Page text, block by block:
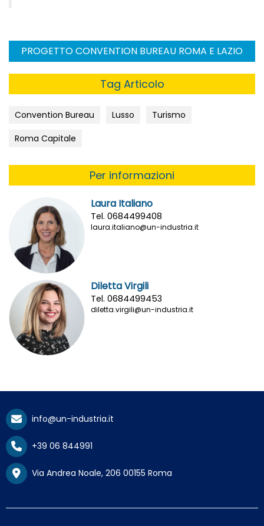
PROGETTO CONVENTION BUREAU ROMA E LAZIO
Tag Articolo
Convention Bureau Lusso
Turismo
Roma Capitale
Per informazioni
Laura Italiano
Tel. 0684499408
laura.italiano@un-industria.it
Diletta Virgili
Tel. 0684499453
diletta.virgili@un-industria.it
info@un-industria.it
+39 06 844991
Via Andrea Noale, 206 00155 Roma